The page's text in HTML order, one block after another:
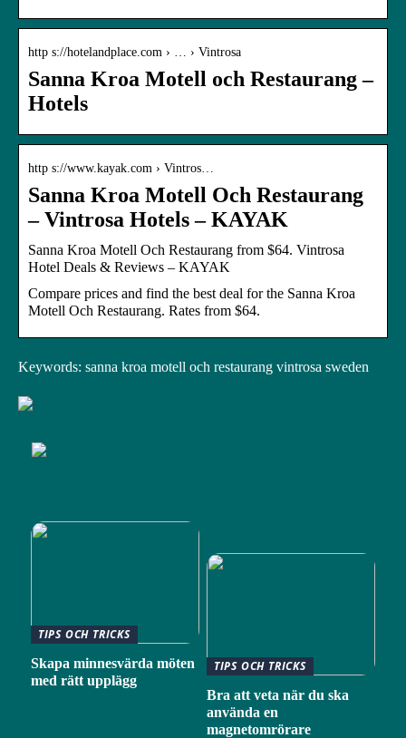
http s://hotelandplace.com › … › Vintrosa
Sanna Kroa Motell och Restaurang –
Hotels
http s://www.kayak.com › Vintros…
Sanna Kroa Motell Och Restaurang
– Vintrosa Hotels – KAYAK
Sanna Kroa Motell Och Restaurang from $64. Vintrosa
Hotel Deals & Reviews – KAYAK
Compare prices and find the best deal for the Sanna Kroa
Motell Och Restaurang. Rates from $64.
Keywords: sanna kroa motell och restaurang vintrosa sweden
TIPS OCH TRICKS
Skapa minnesvärda möten
med rätt upplägg
TIPS OCH TRICKS
Bra att veta när du ska
använda en
magnetomrörare